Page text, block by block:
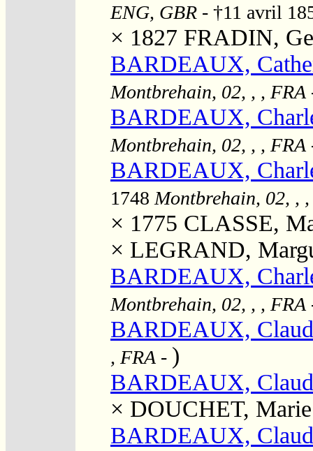
ENG, GBR - †11 avril
× 1827 FRADIN,
BARDEAUX,
Montbrehain, 02, , , FRA
BARDEAUX,
Montbrehain, 02, , , FRA
BARDEAUX,
1748 Montbrehain, 02, ,
× 1775 CLASSE,
× LEGRAND,
BARDEAUX,
Montbrehain, 02, , , FRA
BARDEAUX,
, FRA - )
BARDEAUX,
× DOUCHET,
BARDEAUX,